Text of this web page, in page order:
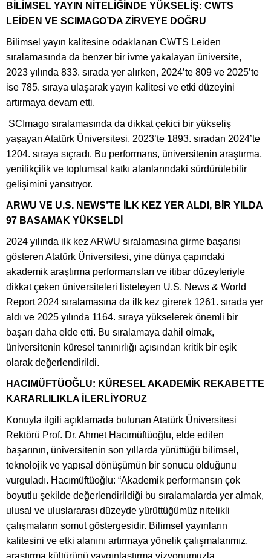
BİLİMSEL YAYIN NİTELİĞİNDE YÜKSELİŞ: CWTS
LEİDEN VE SCIMAGO’DA ZİRVEYE DOĞRU
Bilimsel yayın kalitesine odaklanan CWTS Leiden
sıralamasında da benzer bir ivme yakalayan üniversite,
2023 yılında 833. sırada yer alırken, 2024’te 809 ve 2025’te
ise 785. sıraya ulaşarak yayın kalitesi ve etki düzeyini
artırmaya devam etti.
SCImago sıralamasında da dikkat çekici bir yükseliş
yaşayan Atatürk Üniversitesi, 2023’te 1893. sıradan 2024’te
1204. sıraya sıçradı. Bu performans, üniversitenin araştırma,
yenilikçilik ve toplumsal katkı alanlarındaki sürdürülebilir
gelişimini yansıtıyor.
ARWU VE U.S. NEWS’TE İLK KEZ YER ALDI, BİR YILDA
97 BASAMAK YÜKSELDİ
2024 yılında ilk kez ARWU sıralamasına girme başarısı
gösteren Atatürk Üniversitesi, yine dünya çapındaki
akademik araştırma performansları ve itibar düzeyleriyle
dikkat çeken üniversiteleri listeleyen U.S. News & World
Report 2024 sıralamasına da ilk kez girerek 1261. sırada yer
aldı ve 2025 yılında 1164. sıraya yükselerek önemli bir
başarı daha elde etti. Bu sıralamaya dahil olmak,
üniversitenin küresel tanınırlığı açısından kritik bir eşik
olarak değerlendirildi.
HACIMÜFTÜOĞLU: KÜRESEL AKADEMİK REKABETTE
KARARLILIKLA İLERLİYORUZ
Konuyla ilgili açıklamada bulunan Atatürk Üniversitesi
Rektörü Prof. Dr. Ahmet Hacımüftüoğlu, elde edilen
başarının, üniversitenin son yıllarda yürüttüğü bilimsel,
teknolojik ve yapısal dönüşümün bir sonucu olduğunu
vurguladı. Hacımüftüoğlu: “Akademik performansın çok
boyutlu şekilde değerlendirildiği bu sıralamalarda yer almak,
ulusal ve uluslararası düzeyde yürüttüğümüz nitelikli
çalışmaların somut göstergesidir. Bilimsel yayınların
kalitesini ve etki alanını artırmaya yönelik çalışmalarımız,
araştırma kültürünü yaygınlaştırma vizyonumuzla